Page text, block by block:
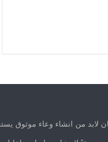
من انشاء وعاء موثوق